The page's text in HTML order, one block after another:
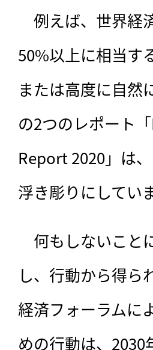
例えば、世界経
50%以上に相当す
または高度に自然
の2つのレポート
Report 2020」は
浮き彫りにしていま
何もしないこと
し、行動から得ら
経済フォーラムに
めの行動は、